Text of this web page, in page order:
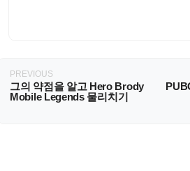
PREVIOUS
그의 약점을 알고 Hero Brody
Mobile Legends 물리치기